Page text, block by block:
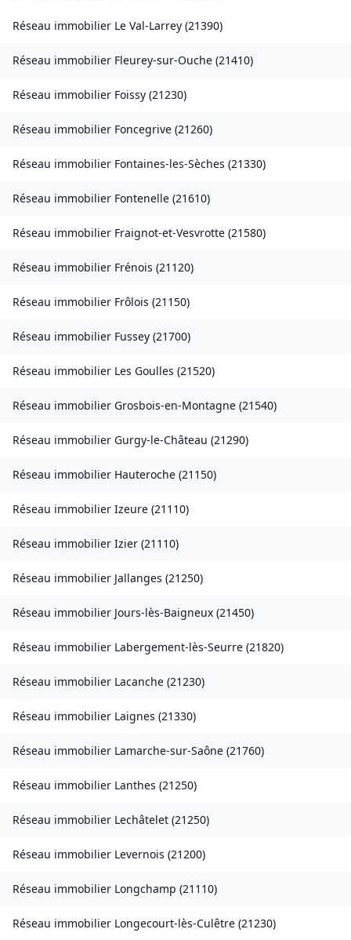
Réseau immobilier Le Val-Larrey (21390)
Réseau immobilier Fleurey-sur-Ouche (21410)
Réseau immobilier Foissy (21230)
Réseau immobilier Foncegrive (21260)
Réseau immobilier Fontaines-les-Sèches (21330)
Réseau immobilier Fontenelle (21610)
Réseau immobilier Fraignot-et-Vesvrotte (21580)
Réseau immobilier Frénois (21120)
Réseau immobilier Frôlois (21150)
Réseau immobilier Fussey (21700)
Réseau immobilier Les Goulles (21520)
Réseau immobilier Grosbois-en-Montagne (21540)
Réseau immobilier Gurgy-le-Château (21290)
Réseau immobilier Hauteroche (21150)
Réseau immobilier Izeure (21110)
Réseau immobilier Izier (21110)
Réseau immobilier Jallanges (21250)
Réseau immobilier Jours-lès-Baigneux (21450)
Réseau immobilier Labergement-lès-Seurre (21820)
Réseau immobilier Lacanche (21230)
Réseau immobilier Laignes (21330)
Réseau immobilier Lamarche-sur-Saône (21760)
Réseau immobilier Lanthes (21250)
Réseau immobilier Lechâtelet (21250)
Réseau immobilier Levernois (21200)
Réseau immobilier Longchamp (21110)
Réseau immobilier Longecourt-lès-Culêtre (21230)